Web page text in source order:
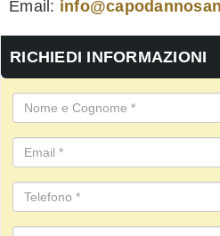
Email:
RICHIEDI INFORMAZIONI